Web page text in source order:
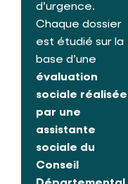
d’urgence.
Chaque dossier
est étudié sur la
base d’une
évaluation
sociale réalisée
par une
assistante
sociale du
Conseil